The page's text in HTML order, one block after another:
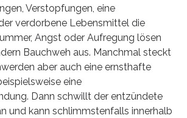
Verstopfungen, eine
verdorbene Lebensmittel die
Angst oder Aufregung lösen
Bauchweh aus. Manchmal steckt
aber auch eine ernsthafte
eine
Dann schwillt der entzündete
und kann schlimmstenfalls innerhalb